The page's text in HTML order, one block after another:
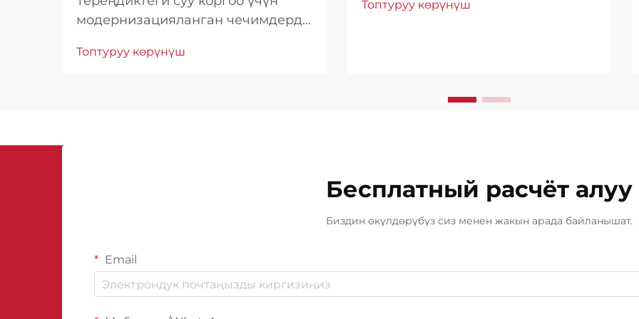
модернизацияланган чечимдерди
гидроизоляция технологиясында
Топтуруу көрүнүш
Өткөн жылдардан бери курулуш
каптамдар пайда болгон...
Топтуруу көрүнүш
Бесплатный расчёт алуу
Биздин өкүлдөрүбүз сиз менен жакын арада байланышат.
Email